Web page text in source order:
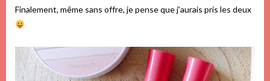
Finalement, même sans offre, je pense que j’aurais pris les deux